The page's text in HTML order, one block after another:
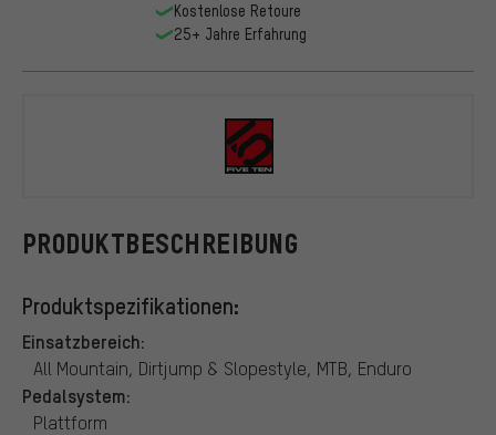
PRODUKTBESCHREIBUNG
Produktspezifikationen:
Einsatzbereich:
All Mountain, Dirtjump & Slopestyle, MTB, Enduro
Pedalsystem:
Plattform
Kostenlose Retoure
25+ Jahre Erfahrung